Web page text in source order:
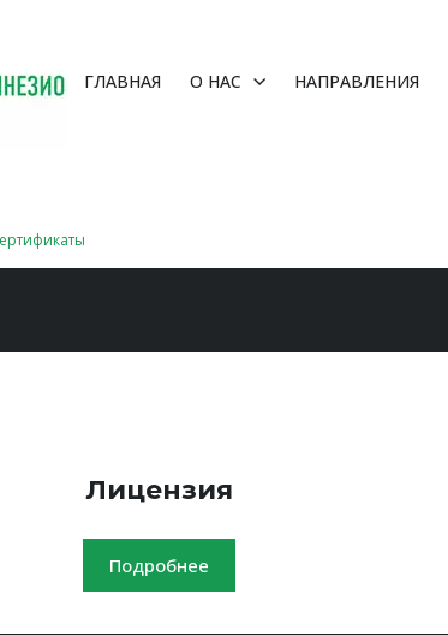
ГЛАВНАЯ О НАС НАПРАВЛЕНИЯ
Лицензия
Подробнее